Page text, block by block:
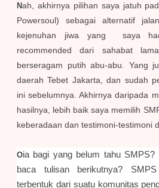
Nah, akhirnya pilihan saya jatuh
Powersoul) sebagai alternatif
kejenuhan jiwa yang saya
recommended dari sahabat
berseragam putih abu-abu. Yang
daerah Tebet Jakarta, dan sudah
ini sebelumnya. Akhirnya daripada
hasilnya, lebih baik saya memilih
keberadaan dan testimoni-testimoni
Oia bagi yang belum tahu
baca tulisan berikutnya?
terbentuk dari suatu komunitas